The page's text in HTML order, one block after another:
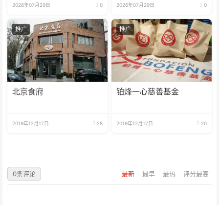
2026年07月29日 0 2026年07月29日 0
推广
北京食府
2019年12月17日 28
推广
铂烽一心慈善基金
2019年12月17日 20
最新 最早 最热 评分最高
0条评论